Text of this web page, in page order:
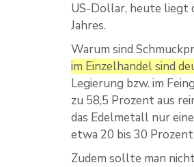
US-Dollar, heute liegt
Jahres.
Warum sind
im Einzelhandel sind
Legierung bzw. im
zu 58,5 Prozent aus
das Edelmetall nur
etwa 20 bis 30
Zudem sollte man